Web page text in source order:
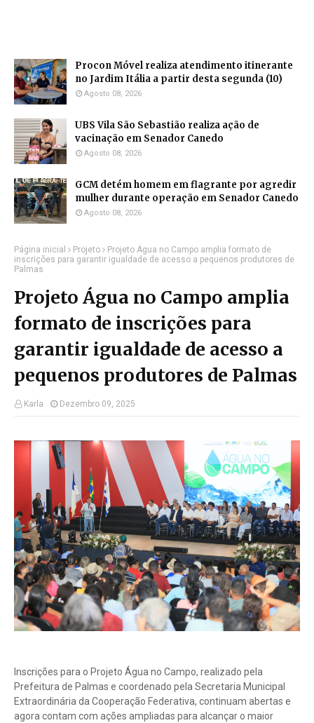
Procon Móvel realiza atendimento itinerante
no Jardim Itália a partir desta segunda (10)
Agosto 08, 2026
UBS Vila São Sebastião realiza ação de
vacinação em Senador Canedo
Agosto 08, 2026
GCM detém homem em flagrante por agredir
mulher durante operação em Senador Canedo
Agosto 08, 2026
Página inicial Projeto
Projeto Água no Campo amplia formato de
inscrições para garantir igualdade de acesso a pequenos produtores de
Palmas
Projeto Água no Campo amplia
formato de inscrições para
garantir igualdade de acesso a
pequenos produtores de Palmas
Karla Dezembro 09, 2025
Inscrições para o Projeto Água no Campo, realizado pela
Prefeitura de Palmas e coordenado pela Secretaria Municipal
Extraordinária da Cooperação Federativa, continuam abertas e
agora contam com ações ampliadas para alcançar o maior